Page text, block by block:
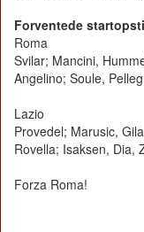
Forventede
Roma
Svilar; Mancini,
Angelino; Soule,
Lazio
Provedel; Marusic,
Rovella; Isaksen, Dia,
Forza Roma!